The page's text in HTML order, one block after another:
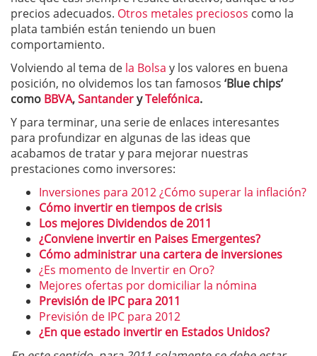
precios adecuados. Otros metales preciosos como la
plata también están teniendo un buen
comportamiento.
Volviendo al tema de la Bolsa y los valores en buena
posición, no olvidemos los tan famosos ‘Blue chips’
como BBVA,SantanderyTelefónica.
Y para terminar, una serie de enlaces interesantes
para profundizar en algunas de las ideas que
acabamos de tratar y para mejorar nuestras
prestaciones como inversores:
Inversiones para 2012 ¿Cómo superar la inflación?
Cómo invertir en tiempos de crisis
Los mejores Dividendos de 2011
¿Conviene invertir en Paises Emergentes?
Cómo administrar una cartera de inversiones
¿Es momento de Invertir en Oro?
Mejores ofertas por domiciliar la nómina
Previsión de IPC para 2011
Previsión de IPC para 2012
¿En que estado invertir en Estados Unidos?